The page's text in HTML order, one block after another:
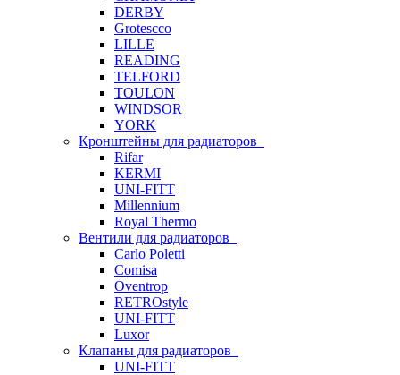
DERBY
Grotescco
LILLE
READING
TELFORD
TOULON
WINDSOR
YORK
Кронштейны для радиаторов
Rifar
KERMI
UNI-FITT
Millennium
Royal Thermo
Вентили для радиаторов
Carlo Poletti
Comisa
Oventrop
RETROstyle
UNI-FITT
Luxor
Клапаны для радиаторов
UNI-FITT